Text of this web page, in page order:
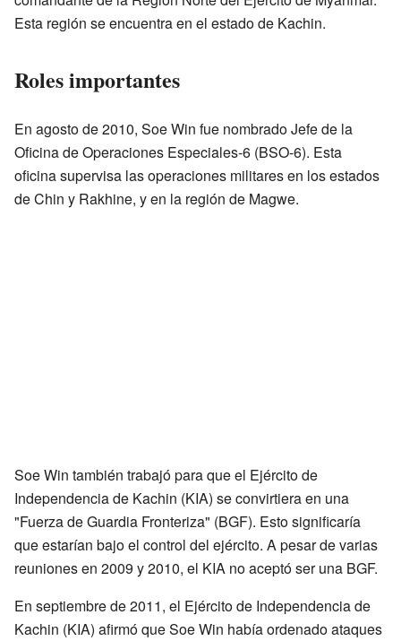
Esta región se encuentra en el estado de Kachin.
Roles importantes
En agosto de 2010, Soe Win fue nombrado Jefe de la
Oficina de Operaciones Especiales-6 (BSO-6). Esta
oficina supervisa las operaciones militares en los estados
de Chin y Rakhine, y en la región de Magwe.
Soe Win también trabajó para que el Ejército de
Independencia de Kachin (KIA) se convirtiera en una
"Fuerza de Guardia Fronteriza" (BGF). Esto significaría
que estarían bajo el control del ejército. A pesar de varias
reuniones en 2009 y 2010, el KIA no aceptó ser una BGF.
En septiembre de 2011, el Ejército de Independencia de
Kachin (KIA) afirmó que Soe Win había ordenado ataques